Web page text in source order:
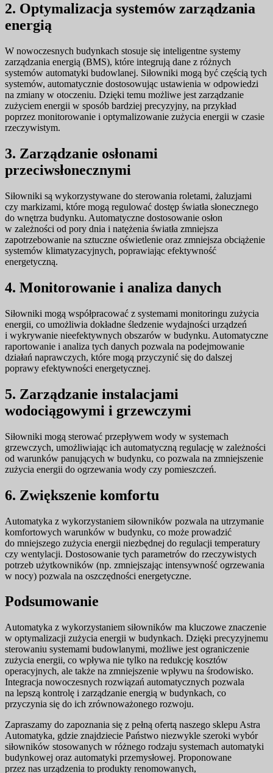
2. Optymalizacja systemów zarządzania
energią
W nowoczesnych budynkach stosuje się inteligentne systemy
zarządzania energią (BMS), które integrują dane z różnych
systemów automatyki budowlanej. Siłowniki mogą być częścią tych
systemów, automatycznie dostosowując ustawienia w odpowiedzi
na zmiany w otoczeniu. Dzięki temu możliwe jest zarządzanie
zużyciem energii w sposób bardziej precyzyjny, na przykład
poprzez monitorowanie i optymalizowanie zużycia energii w czasie
rzeczywistym.
3. Zarządzanie osłonami
przeciwsłonecznymi
Siłowniki są wykorzystywane do sterowania roletami, żaluzjami
czy markizami, które mogą regulować dostęp światła słonecznego
do wnętrza budynku. Automatyczne dostosowanie osłon
w zależności od pory dnia i natężenia światła zmniejsza
zapotrzebowanie na sztuczne oświetlenie oraz zmniejsza obciążenie
systemów klimatyzacyjnych, poprawiając efektywność
energetyczną.
4. Monitorowanie i analiza danych
Siłowniki mogą współpracować z systemami monitoringu zużycia
energii, co umożliwia dokładne śledzenie wydajności urządzeń
i wykrywanie nieefektywnych obszarów w budynku. Automatyczne
raportowanie i analiza tych danych pozwala na podejmowanie
działań naprawczych, które mogą przyczynić się do dalszej
poprawy efektywności energetycznej.
5. Zarządzanie instalacjami
wodociągowymi i grzewczymi
Siłowniki mogą sterować przepływem wody w systemach
grzewczych, umożliwiając ich automatyczną regulację w zależności
od warunków panujących w budynku, co pozwala na zmniejszenie
zużycia energii do ogrzewania wody czy pomieszczeń.
6. Zwiększenie komfortu
Automatyka z wykorzystaniem siłowników pozwala na utrzymanie
komfortowych warunków w budynku, co może prowadzić
do mniejszego zużycia energii niezbędnej do regulacji temperatury
czy wentylacji. Dostosowanie tych parametrów do rzeczywistych
potrzeb użytkowników (np. zmniejszając intensywność ogrzewania
w nocy) pozwala na oszczędności energetyczne.
Podsumowanie
Automatyka z wykorzystaniem siłowników ma kluczowe znaczenie
w optymalizacji zużycia energii w budynkach. Dzięki precyzyjnemu
sterowaniu systemami budowlanymi, możliwe jest ograniczenie
zużycia energii, co wpływa nie tylko na redukcję kosztów
operacyjnych, ale także na zmniejszenie wpływu na środowisko.
Integracja nowoczesnych rozwiązań automatycznych pozwala
na lepszą kontrolę i zarządzanie energią w budynkach, co
przyczynia się do ich zrównoważonego rozwoju.
Zapraszamy do zapoznania się z pełną ofertą naszego sklepu Astra
Automatyka, gdzie znajdziecie Państwo niezwykle szeroki wybór
siłowników stosowanych w różnego rodzaju systemach automatyki
budynkowej oraz automatyki przemysłowej. Proponowane
przez nas urządzenia to produkty renomowanych,